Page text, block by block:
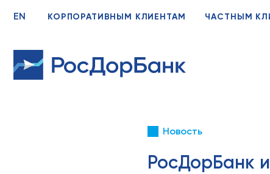
EN КОРПОРАТИВНЫМ КЛИЕНТАМ ЧАСТНЫМ
Новость
РосДорБанк